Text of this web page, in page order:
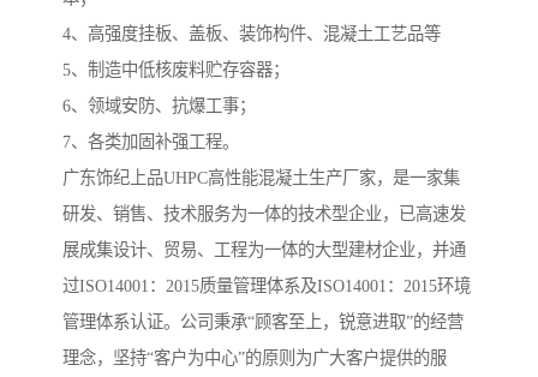
4、高强度挂板、盖板、装饰构件、混凝土工艺品等
5、制造中低核废料贮存容器；
6、领域安防、抗爆工事；
7、各类加固补强工程。
广东饰纪上品UHPC高性能混凝土生产厂家，是一家集
研发、销售、技术服务为一体的技术型企业，已高速发
展成集设计、贸易、工程为一体的大型建材企业，并通
过ISO14001：2015质量管理体系及ISO14001：2015环境
管理体系认证。公司秉承“顾客至上，锐意进取”的经营
理念，坚持“客户为中心”的原则为广大客户提供的服